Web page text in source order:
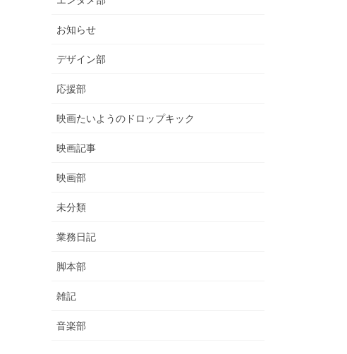
お知らせ
デザイン部
応援部
映画たいようのドロップキック
映画記事
映画部
未分類
業務日記
脚本部
雑記
音楽部